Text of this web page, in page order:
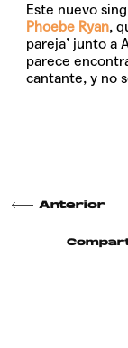
Este nuevo
Phoebe Ryan,
pareja’ junto a
parece
cantante, y no
Anterior